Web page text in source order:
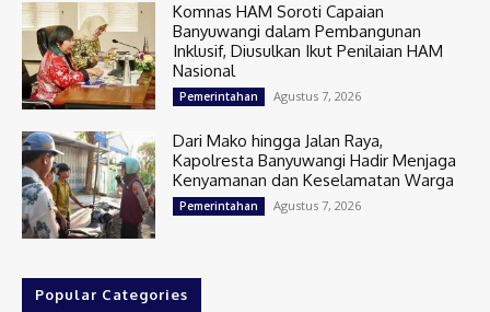
Komnas HAM Soroti Capaian
Banyuwangi dalam Pembangunan
Inklusif, Diusulkan Ikut Penilaian HAM
Nasional
Pemerintahan Agustus 7, 2026
Dari Mako hingga Jalan Raya,
Kapolresta Banyuwangi Hadir Menjaga
Kenyamanan dan Keselamatan Warga
Pemerintahan Agustus 7, 2026
Popular Categories